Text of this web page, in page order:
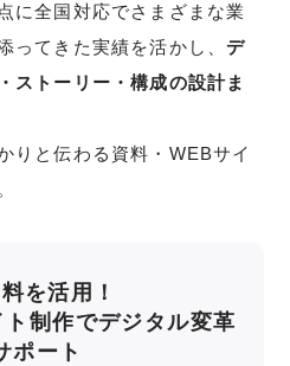
に全国対応でさまざまな業
ってきた実績を活かし、デ
ストーリー・構成の設計ま
りと伝わる資料・WEBサイ
を活用！
制作でデジタル変革
ポート